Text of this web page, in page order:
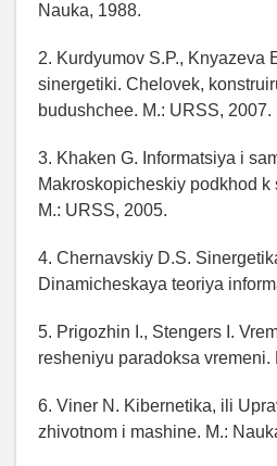
Nauka, 1988.
2. Kurdyumov S.P., Knyazeva
sinergetiki. Chelovek,
budushchee. M.: URSS, 2007.
3. Khaken G. Informatsiya i
Makroskopicheskiy podkhod k
M.: URSS, 2005.
4. Chernavskiy D.S.
Dinamicheskaya teoriya
5. Prigozhin I., Stengers I.
resheniyu paradoksa vremeni.
6. Viner N. Kibernetika, ili
zhivotnom i mashine. M.: